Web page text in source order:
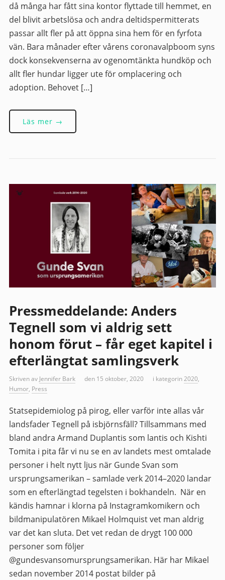
då många har fått sina kontor flyttade till hemmet, en
del blivit arbetslösa och andra deltidspermitterats
passar allt fler på att öppna sina hem för en fyrfota
vän. Bara månader efter vårens coronavalpboom syns
dock konsekvenserna av ogenomtänkta hundköp och
allt fler hundar ligger ute för omplacering och
adoption. Behovet […]
Läs mer →
Pressmeddelande: Anders
Tegnell som vi aldrig sett
honom förut – får eget kapitel i
efterlängtat samlingsverk
Skriven av Jennifer Bark den 15 oktober, 2020 i kategorin2020,
Humor, Press
Statsepidemiolog på pirog, eller varför inte allas vår
landsfader Tegnell på isbjörnsfäll? Tillsammans med
bland andra Armand Duplantis som lantis och Kishti
Tomita i pita får vi nu se en av landets mest omtalade
personer i helt nytt ljus när Gunde Svan som
ursprungsamerikan – samlade verk 2014–2020 landar
som en efterlängtad tegelsten i bokhandeln. När en
kändis hamnar i klorna på Instagramkomikern och
bildmanipulatören Mikael Holmquist vet man aldrig
var det kan sluta. Det vet redan de drygt 100 000
personer som följer
@gundesvansomursprungsamerikan. Här har Mikael
sedan november 2014 postat bilder på